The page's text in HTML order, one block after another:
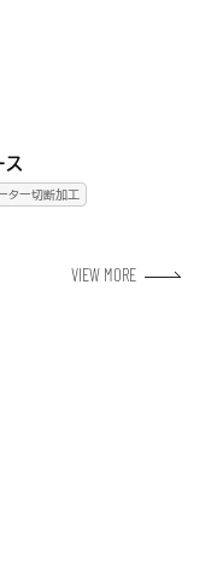
ター切断加工
VIEW MORE